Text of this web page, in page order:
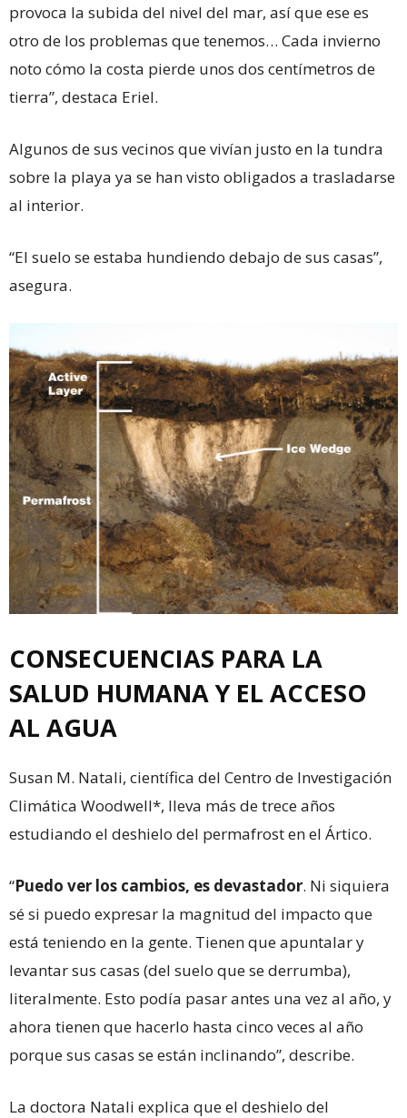
provoca la subida del nivel del mar, así que ese es
otro de los problemas que tenemos… Cada invierno
noto cómo la costa pierde unos dos centímetros de
tierra”, destaca Eriel.
Algunos de sus vecinos que vivían justo en la tundra
sobre la playa ya se han visto obligados a trasladarse
al interior.
“El suelo se estaba hundiendo debajo de sus casas”,
asegura.
CONSECUENCIAS PARA LA
SALUD HUMANA Y EL ACCESO
AL AGUA
Susan M. Natali, científica del Centro de Investigación
Climática Woodwell*, lleva más de trece años
estudiando el deshielo del permafrost en el Ártico.
“Puedo ver los cambios, es devastador. Ni siquiera
sé si puedo expresar la magnitud del impacto que
está teniendo en la gente. Tienen que apuntalar y
levantar sus casas (del suelo que se derrumba),
literalmente. Esto podía pasar antes una vez al año, y
ahora tienen que hacerlo hasta cinco veces al año
porque sus casas se están inclinando”, describe.
La doctora Natali explica que el deshielo del